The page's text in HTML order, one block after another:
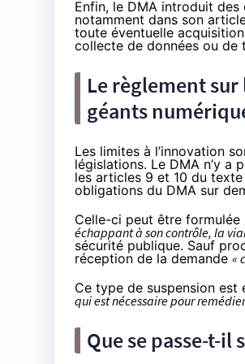
Enfin, le DMA introduit des
notamment dans son
toute éventuelle
collecte de données ou de
Le règlement
géants
Les limites à l’innovation
législations. Le DMA n’y a
les articles 9 et 10 du
obligations du DMA sur
Celle-ci peut être formulée
échappant à son contrôle, la
sécurité publique. Sauf
réception de la demande «
Ce type de suspension est
qui est nécessaire pour
Que se passe-t-il